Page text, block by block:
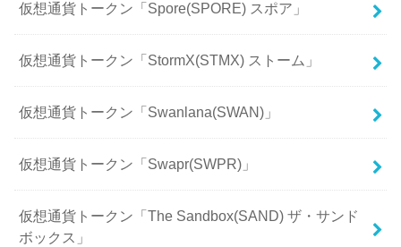
仮想通貨トークン「Spore(SPORE) スポア」
仮想通貨トークン「StormX(STMX) ストーム」
仮想通貨トークン「Swanlana(SWAN)」
仮想通貨トークン「Swapr(SWPR)」
仮想通貨トークン「The Sandbox(SAND) ザ・サンド
ボックス」